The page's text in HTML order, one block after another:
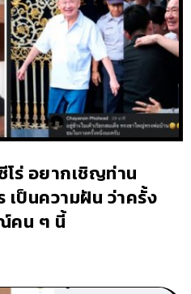
ร่ อยากเชิญท่าน
ป็นความฝัน ว่าครั้ง
คน ๆ นี้